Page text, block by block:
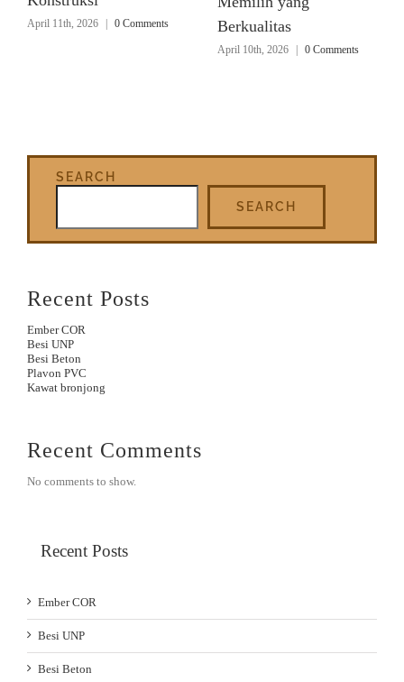
April 11th, 2026 | 0 Comments
Berkualitas
April 10th, 2026 | 0 Comments
SEARCH
SEARCH
Recent Posts
Ember COR
Besi UNP
Besi Beton
Plavon PVC
Kawat bronjong
Recent Comments
No comments to show.
Recent Posts
Ember COR
Besi UNP
Besi Beton